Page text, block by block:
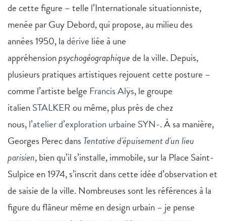
de cette figure – telle l’Internationale situationniste,
menée par Guy Debord, qui propose, au milieu des
années 1950, ladérive liée à une
appréhensionpsychogéographiquede la ville. Depuis,
plusieurs pratiques artistiques rejouent cette posture –
comme l’artiste belge Francis Alÿs, le groupe
italienSTALKERou même, plus près de chez
nous,l’atelier d’exploration urbaine SYN-. À sa manière,
Georges Perec dans Tentative d'épuisement d'un lieu
parisien, bien qu’il s’installe, immobile, sur la Place Saint-
Sulpice en 1974, s’inscrit dans cette idée d’observation et
de saisie de la ville. Nombreuses sont les références à la
figure du flâneur même en design urbain – je pense